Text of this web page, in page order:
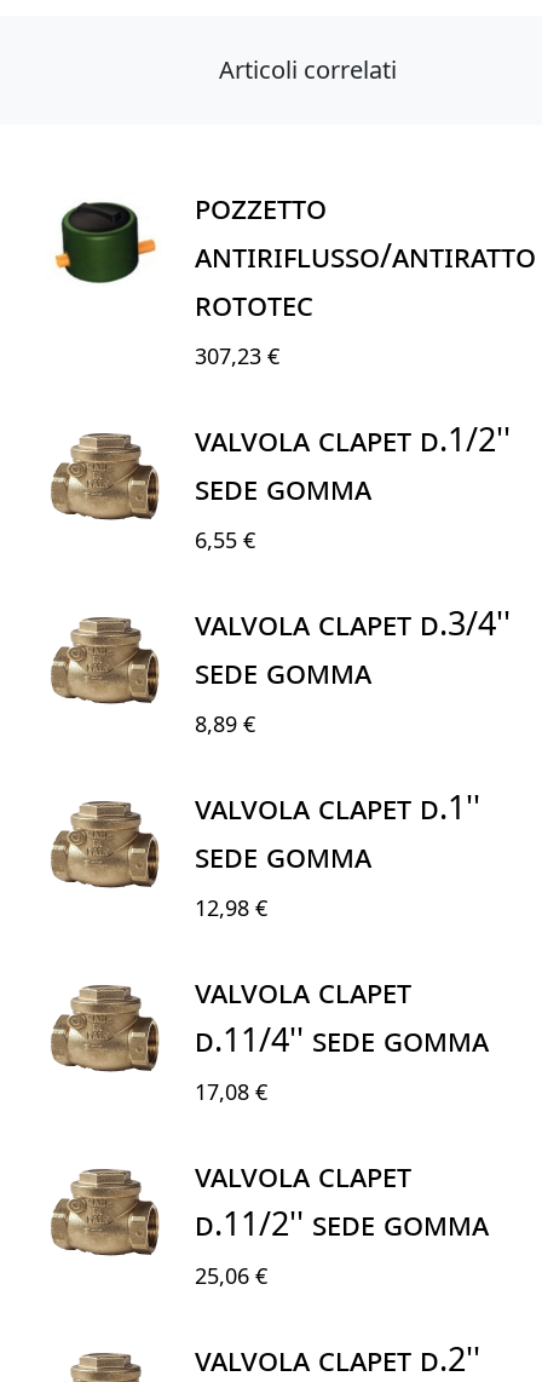
Articoli correlati
POZZETTO
ANTIRIFLUSSO/ANTIRATTO
ROTOTEC
307,23 €
VALVOLA CLAPET D.1/2''
SEDE GOMMA
6,55 €
VALVOLA CLAPET D.3/4''
SEDE GOMMA
8,89 €
VALVOLA CLAPET D.1''
SEDE GOMMA
12,98 €
VALVOLA CLAPET
D.11/4'' SEDE GOMMA
17,08 €
VALVOLA CLAPET
D.11/2'' SEDE GOMMA
25,06 €
VALVOLA CLAPET D.2''